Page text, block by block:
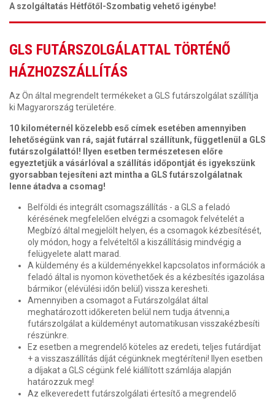
A szolgáltatás Hétfőtől-Szombatig vehető igénybe!
GLS FUTÁRSZOLGÁLATTAL TÖRTÉNŐ
HÁZHOZSZÁLLÍTÁS
Az Ön által megrendelt termékeket a GLS futárszolgálat szállítja
ki Magyarország területére.
10 kilométernél közelebb eső címek esetében amennyiben
lehetőségünk van rá, saját futárral szállítunk, függetlenül a GLS
futárszolgálattól! Ilyen esetben természetesen előre
egyeztetjük a vásárlóval a szállítás időpontját és igyekszünk
gyorsabban tejesíteni azt mintha a GLS futárszolgálatnak
lenne átadva a csomag!
Belföldi és integrált csomagszállítás - a GLS a feladó
kérésének megfelelően elvégzi a csomagok felvételét a
Megbízó által megjelölt helyen, és a csomagok kézbesítését,
oly módon, hogy a felvételtől a kiszállításig mindvégig a
felügyelete alatt marad.
A küldemény és a küldeményekkel kapcsolatos információk a
feladó által is nyomon követhetőek és a kézbesítés igazolása
bármikor (elévülési időn belül) vissza keresheti.
Amennyiben a csomagot a Futárszolgálat által
meghatározott időkereten belül nem tudja átvenni,a
futárszolgálat a küldeményt automatikusan visszakézbesíti
részünkre.
Ez esetben a megrendelő köteles az eredeti, teljes futárdíjat
+ a visszaszállítás díját cégünknek megtéríteni! Ilyen esetben
a díjakat a GLS cégünk felé kiállított számlája alapján
határozzuk meg!
Az elkeveredett futárszolgálati értesítő a megrendelő